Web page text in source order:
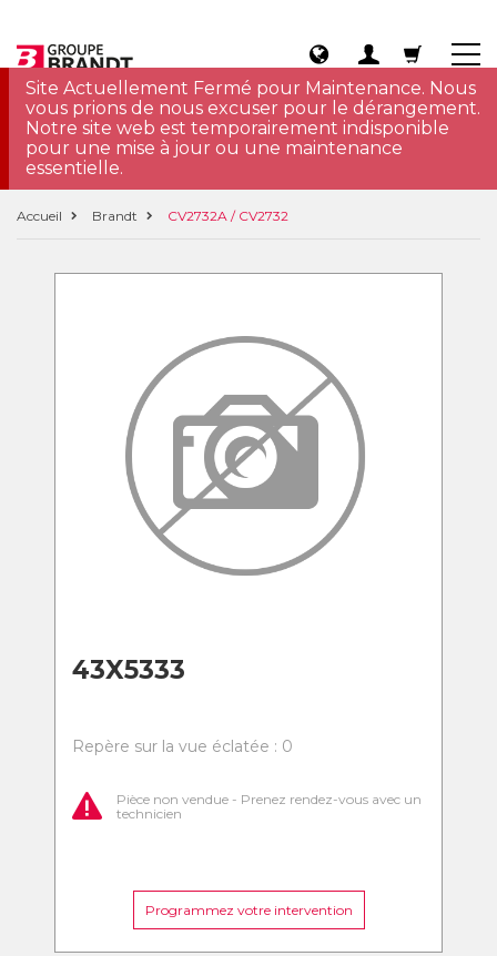
Site Actuellement Fermé pour Maintenance. Nous
vous prions de nous excuser pour le dérangement.
Notre site web est temporairement indisponible
pour une mise à jour ou une maintenance
essentielle.
Accueil Brandt CV2732A / CV2732
43X5333
Repère sur la vue éclatée : 0
Pièce non vendue - Prenez rendez-vous avec un
technicien
Programmez votre intervention